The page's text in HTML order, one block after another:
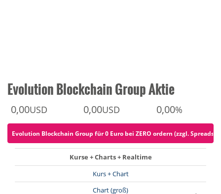
Evolution Blockchain Group Aktie
0,00USD 0,00USD 0,00%
Evolution Blockchain Group für 0 Euro bei ZERO ordern (zzgl. Spreads)
Kurse + Charts + Realtime
Kurs + Chart
Chart (groß)